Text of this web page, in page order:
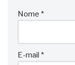
Nome *
E-mail *